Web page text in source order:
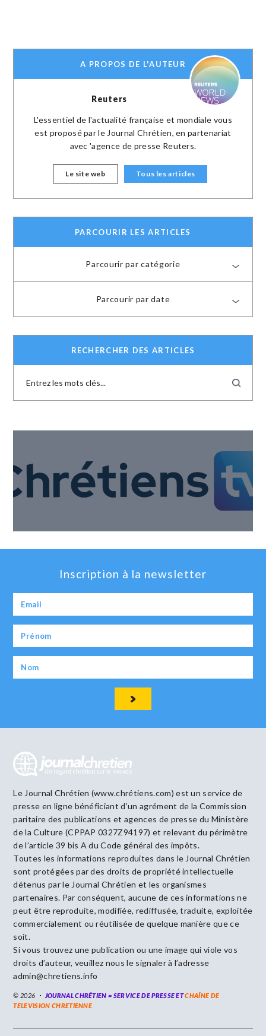
A PROPOS DE L'AUTEUR
Reuters
L'essentiel de l'actualité française et mondiale vous
est proposé par le Journal Chrétien, en partenariat
avec 'agence de presse Reuters.
Le site web Tous les articles
PARCOURIR LES ARTICLES
Parcourir par catégorie
Parcourir par date
RECHERCHER DES ARTICLES
Inscription à la newsletter
Le Journal Chrétien (www.chrétiens.com) est un service de
presse en ligne bénéficiant d’un agrément de la Commission
paritaire des publications et agences de presse du Ministère
de la Culture (CPPAP 0327Z94197) et relevant du périmètre
de l’article 39 bis A du Code général des impôts.
Toutes les informations reproduites dans le Journal Chrétien
sont protégées par des droits de propriété intellectuelle
détenus par le Journal Chrétien et les organismes
partenaires. Par conséquent, aucune de ces informations ne
peut être reproduite, modifiée, rediffusée, traduite, exploitée
commercialement ou réutilisée de quelque manière que ce
soit.
Si vous trouvez une publication ou une image qui viole vos
droits d’auteur, veuillez nous le signaler à l’adresse
admin@chretiens.info
© 2026 JOURNAL CHRÉTIEN = SERVICE DE PRESSE ETCHAÎNE DE
TELEVISION CHRETIENNE